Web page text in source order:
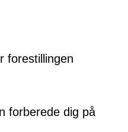
forestillingen
forberede dig på